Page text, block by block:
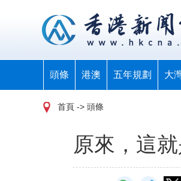
頭條 港澳 五年規劃 大
首頁 -> 頭條
原來，這